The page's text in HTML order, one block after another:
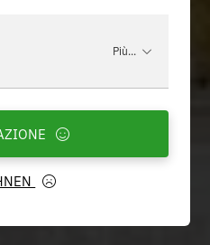
Più...